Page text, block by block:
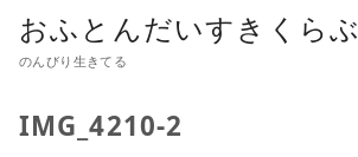
おふとんだいすきくらぶ
のんびり生きてる
IMG_4210-2